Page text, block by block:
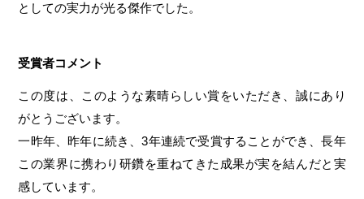
としての実力が光る傑作でした。
受賞者コメント
この度は、このような素晴らしい賞をいただき、誠にあり
がとうございます。
一昨年、昨年に続き、3年連続で受賞することができ、長年
この業界に携わり研鑽を重ねてきた成果が実を結んだと実
感しています。